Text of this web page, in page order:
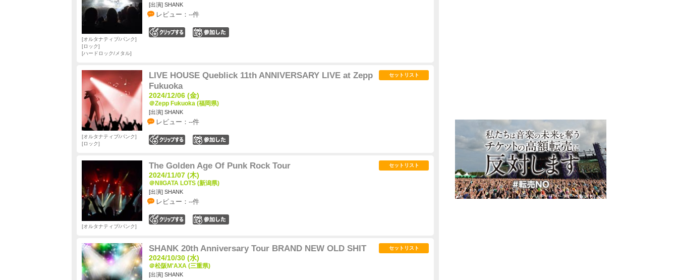
[出演] SHANK
レビュー：--件
オルタナティブ/パンク
ロック
ハードロック/メタル
LIVE HOUSE Queblick 11th ANNIVERSARY LIVE at Zepp
Fukuoka
2024/12/06 (金)
＠Zepp Fukuoka (福岡県)
[出演] SHANK
レビュー：--件
セットリスト
オルタナティブ/パンク
ロック
The Golden Age Of Punk Rock Tour
2024/11/07 (木)
＠NIIGATA LOTS (新潟県)
[出演] SHANK
レビュー：--件
セットリスト
オルタナティブ/パンク
SHANK 20th Anniversary Tour BRAND NEW OLD SHIT
2024/10/30 (水)
＠松阪M'AXA (三重県)
[出演] SHANK
セットリスト